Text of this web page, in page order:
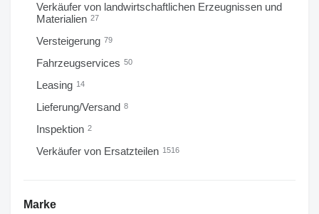
Verkäufer von landwirtschaftlichen Erzeugnissen und
Materialien 27
Versteigerung 79
Fahrzeugservices 50
Leasing 14
Lieferung/Versand 8
Inspektion 2
Verkäufer von Ersatzteilen 1516
Marke